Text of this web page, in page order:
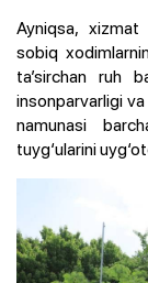
Ayniqsa, xizmat
sobiq
ta’sirchan ruh
insonparvarligi
namunasi
tuyg‘ularini